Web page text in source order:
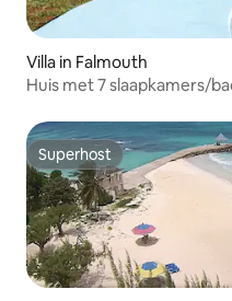
Villa in Falmouth
Huis met 7 slaapkamers/
Superhost
Superhost